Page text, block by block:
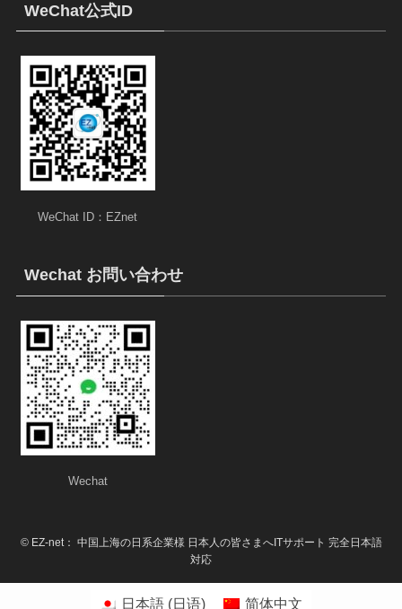
WeChat公式ID
WeChat ID：EZnet
Wechat お問い合わせ
Wechat
©EZ-net： 中国上海の日系企業様 日本人の皆さまへITサポート 完全日本語
対応
日本語 (日语) 简体中文